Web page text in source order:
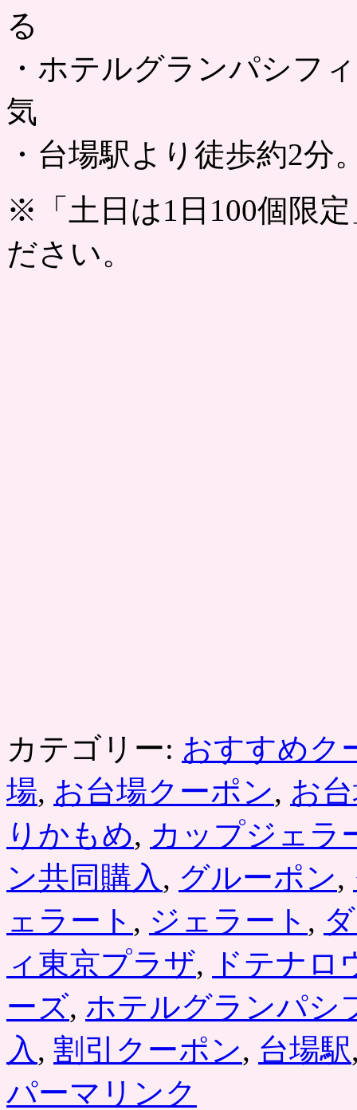
る
・ホテルグランパシフ
気
・台場駅より徒歩約2
※「土日は1日100個限
ださい。
カテゴリー: おすすめク
場, お台場クーポン, お
りかもめ, カップジェラ
ン共同購入 , グルーポン,
ェラート , ジェラート ,
ィ東京プラザ,
ドテナロ
ーズ, ホテルグランパシ
入 , 割引クーポン, 台場駅
パーマリンク